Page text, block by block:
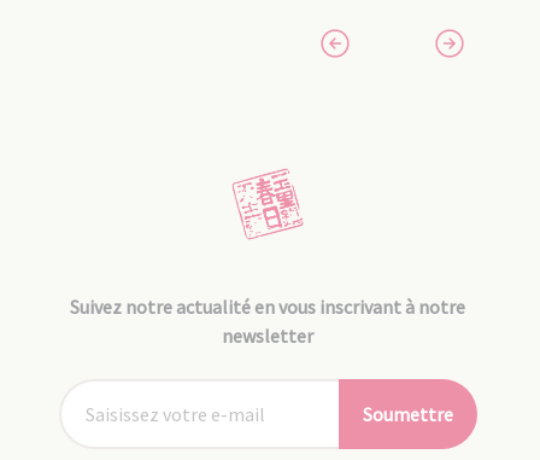
Suivez notre actualité en vous inscrivant à notre
newsletter
Soumettre